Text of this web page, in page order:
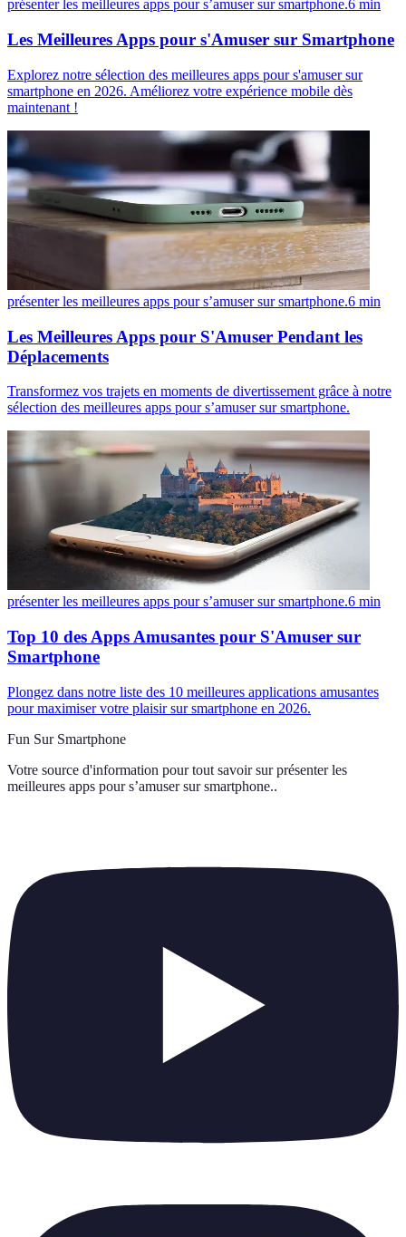
présenter les meilleures apps pour s’amuser sur smartphone.6 min
Les Meilleures Apps pour s'Amuser sur Smartphone
Explorez notre sélection des meilleures apps pour s'amuser sur
smartphone en 2026. Améliorez votre expérience mobile dès
maintenant !
présenter les meilleures apps pour s’amuser sur smartphone.6 min
Les Meilleures Apps pour S'Amuser Pendant les
Déplacements
Transformez vos trajets en moments de divertissement grâce à notre
sélection des meilleures apps pour s’amuser sur smartphone.
présenter les meilleures apps pour s’amuser sur smartphone.6 min
Top 10 des Apps Amusantes pour S'Amuser sur
Smartphone
Plongez dans notre liste des 10 meilleures applications amusantes
pour maximiser votre plaisir sur smartphone en 2026.
Fun Sur Smartphone
Votre source d'information pour tout savoir sur présenter les
meilleures apps pour s’amuser sur smartphone..